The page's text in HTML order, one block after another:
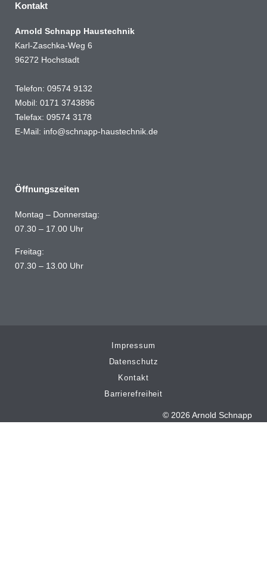
Kontakt
Arnold Schnapp Haustechnik
Karl-Zaschka-Weg 6
96272 Hochstadt
Telefon: 09574 9132
Mobil: 0171 3743896
Telefax: 09574 3178
E-Mail: info@schnapp-haustechnik.de
Öffnungszeiten
Montag – Donnerstag:
07.30 – 17.00 Uhr
Freitag:
07.30 – 13.00 Uhr
Impressum
Datenschutz
Kontakt
Barrierefreiheit
© 2026 Arnold Schnapp